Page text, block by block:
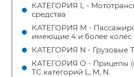
КАТЕГОРИЯ L -
средства
КАТЕГОРИЯ M -
имеющие 4 и более колес
КАТЕГОРИЯ N - Грузовые
КАТЕГОРИЯ O - Прицепы
ТС категорий L, M, N.